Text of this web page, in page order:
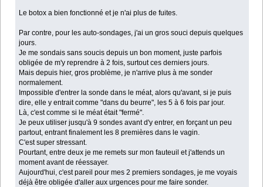
Le botox a bien fonctionné et je n'ai plus de fuites.
Par contre, pour les auto-sondages, j'ai un gros souci depuis quelques
jours.
Je me sondais sans soucis depuis un bon moment, juste parfois
obligée de m'y reprendre à 2 fois, surtout ces derniers jours.
Mais depuis hier, gros problème, je n'arrive plus à me sonder
normalement.
Impossible d'entrer la sonde dans le méat, alors qu'avant, si je puis
dire, elle y entrait comme "dans du beurre", les 5 à 6 fois par jour.
Là, c'est comme si le méat était "fermé".
Je peux utiliser jusqu'à 9 sondes avant d'y entrer, en forçant un peu
partout, entrant finalement les 8 premières dans le vagin.
C'est super stressant.
Pourtant, entre deux je me remets sur mon fauteuil et j'attends un
moment avant de réessayer.
Aujourd'hui, c'est pareil pour mes 2 premiers sondages, je me voyais
déjà être obligée d'aller aux urgences pour me faire sonder.